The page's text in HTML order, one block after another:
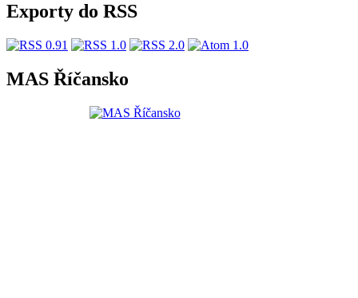
Exporty do RSS
MAS Říčansko